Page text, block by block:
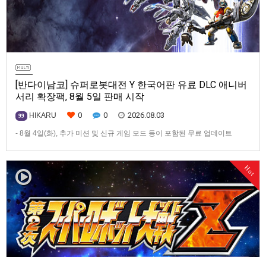
[반다이남코] 슈퍼로봇대전 Y 한국어판 유료 DLC 애니버
서리 확장팩, 8월 5일 판매 시작
99 HIKARU 0 0 2026.08.03
- 8월 4일(화), 추가 미션 및 신규 게임 모드 등이 포함된 무료 업데이트
Switch™, Steam®용 ‘슈퍼로봇대전 Y’(한국어판)의 유료 DLC ‘애니버서리
확장팩’을 2026년 …
Hot